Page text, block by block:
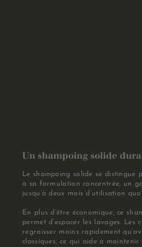
Un shampoing solide
Le shampoing solide se distingue
à sa formulation concentrée, un
jusqu’à deux mois d’utilisation
En plus d’être économique, ce
permet d’espacer les lavages. Les
regraisser moins rapidement
classiques, ce qui aide à